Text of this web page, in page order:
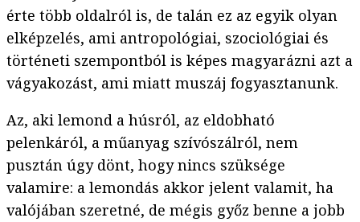
érte több oldalról is, de talán ez az egyik olyan
elképzelés, ami antropológiai, szociológiai és
történeti szempontból is képes magyarázni azt a
vágyakozást, ami miatt muszáj fogyasztanunk.
Az, aki lemond a húsról, az eldobható
pelenkáról, a műanyag szívószálról, nem
pusztán úgy dönt, hogy nincs szüksége
valamire: a lemondás akkor jelent valamit, ha
valójában szeretné, de mégis győz benne a jobb